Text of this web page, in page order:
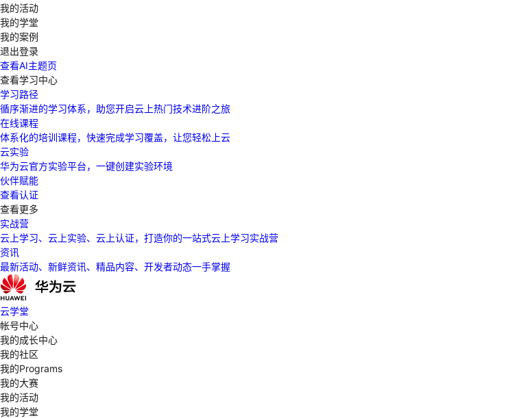
我的活动
我的学堂
我的案例
退出登录
查看AI主题页
查看学习中心
学习路径
循序渐进的学习体系，助您开启云上热门技术进阶之旅
在线课程
体系化的培训课程，快速完成学习覆盖，让您轻松上云
云实验
华为云官方实验平台，一键创建实验环境
伙伴赋能
查看认证
查看更多
实战营
云上学习、云上实验、云上认证，打造你的一站式云上学习实战营
资讯
最新活动、新鲜资讯、精品内容、开发者动态一手掌握
云学堂
帐号中心
我的成长中心
我的社区
我的Programs
我的大赛
我的活动
我的学堂